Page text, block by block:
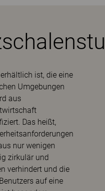
ist, die eine
Umgebungen
aus
Das heißt,
nur wenigen
zirkulär und
verhindert und die
auf eine